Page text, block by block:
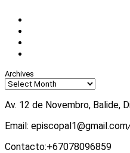
Archives
Av. 12 de Novembro, Balide,
Email: episcopal1@gmail.com
Contacto:+67078096859